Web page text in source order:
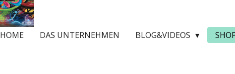
HOME DAS UNTERNEHMEN BLOG&VIDEOS